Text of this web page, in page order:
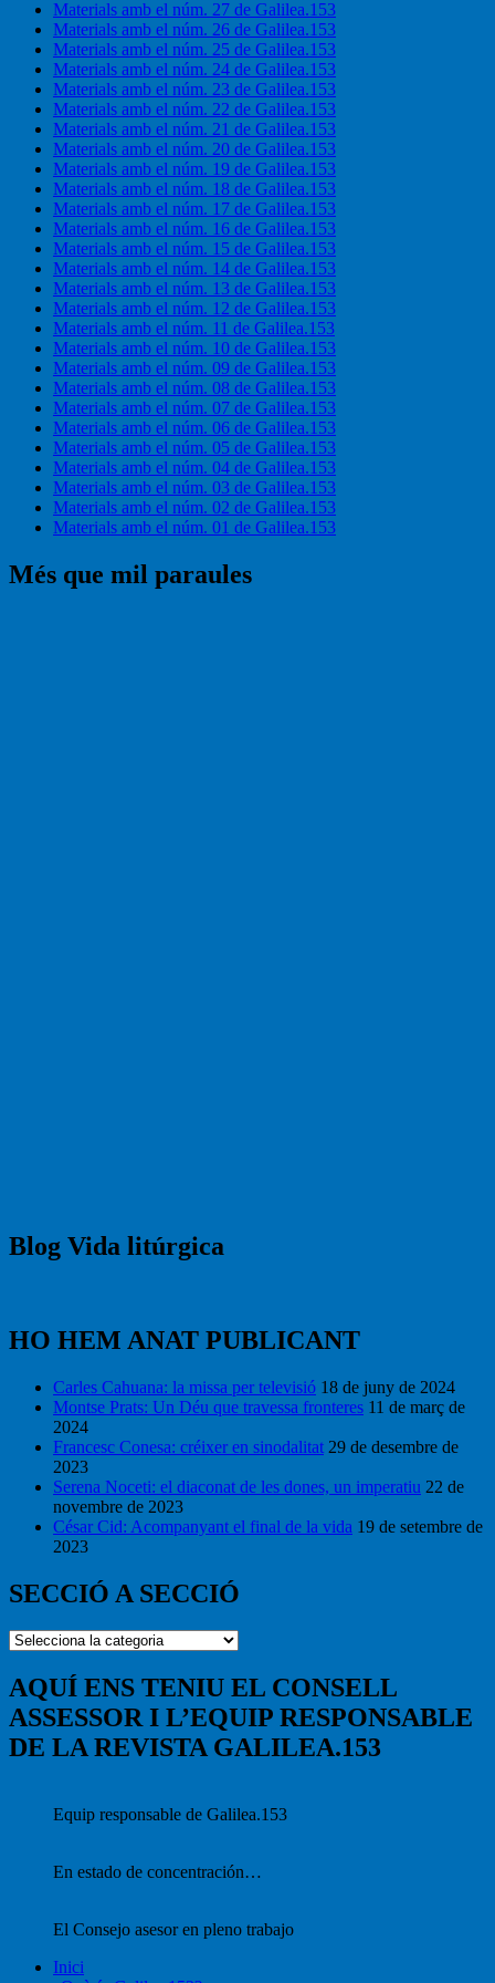
Materials amb el núm. 27 de Galilea.153
Materials amb el núm. 26 de Galilea.153
Materials amb el núm. 25 de Galilea.153
Materials amb el núm. 24 de Galilea.153
Materials amb el núm. 23 de Galilea.153
Materials amb el núm. 22 de Galilea.153
Materials amb el núm. 21 de Galilea.153
Materials amb el núm. 20 de Galilea.153
Materials amb el núm. 19 de Galilea.153
Materials amb el núm. 18 de Galilea.153
Materials amb el núm. 17 de Galilea.153
Materials amb el núm. 16 de Galilea.153
Materials amb el núm. 15 de Galilea.153
Materials amb el núm. 14 de Galilea.153
Materials amb el núm. 13 de Galilea.153
Materials amb el núm. 12 de Galilea.153
Materials amb el núm. 11 de Galilea.153
Materials amb el núm. 10 de Galilea.153
Materials amb el núm. 09 de Galilea.153
Materials amb el núm. 08 de Galilea.153
Materials amb el núm. 07 de Galilea.153
Materials amb el núm. 06 de Galilea.153
Materials amb el núm. 05 de Galilea.153
Materials amb el núm. 04 de Galilea.153
Materials amb el núm. 03 de Galilea.153
Materials amb el núm. 02 de Galilea.153
Materials amb el núm. 01 de Galilea.153
Més que mil paraules
Blog Vida litúrgica
HO HEM ANAT PUBLICANT
Carles Cahuana: la missa per televisió 18 de juny de 2024
Montse Prats: Un Déu que travessa fronteres 11 de març de
2024
Francesc Conesa: créixer en sinodalitat 29 de desembre de
2023
Serena Noceti: el diaconat de les dones, un imperatiu 22 de
novembre de 2023
César Cid: Acompanyant el final de la vida 19 de setembre de
2023
SECCIÓ A SECCIÓ
SECCIÓ
SECCIÓ
AQUÍ ENS TENIU EL CONSELL
ASSESSOR I L’EQUIP RESPONSABLE
DE LA REVISTA GALILEA.153
Equip responsable de Galilea.153
En estado de concentración…
El Consejo asesor en pleno trabajo
Inici